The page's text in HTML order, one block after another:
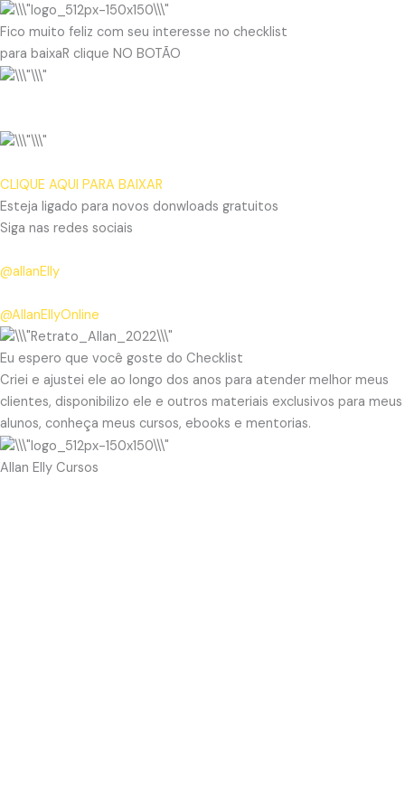
Fico muito feliz com seu interesse no checklist
para baixaR clique NO BOTÃO
CLIQUE AQUI PARA BAIXAR
Esteja ligado para novos donwloads gratuitos
Siga nas redes sociais
@allanElly
@AllanEllyOnline
Eu espero que você goste do Checklist
Criei e ajustei ele ao longo dos anos para atender melhor meus
clientes, disponibilizo ele e outros materiais exclusivos para meus
alunos, conheça meus cursos, ebooks e mentorias.
Allan Elly Cursos